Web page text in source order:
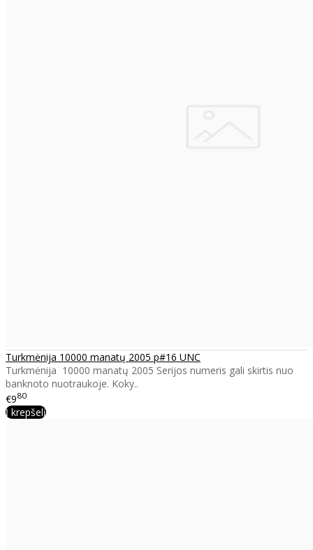
Turkmėnija 10000 manatų 2005 p#16 UNC
Turkmėnija 10000 manatų 2005 Serijos numeris gali skirtis nuo
banknoto nuotraukoje. Koky..
€980
Į krepšelį